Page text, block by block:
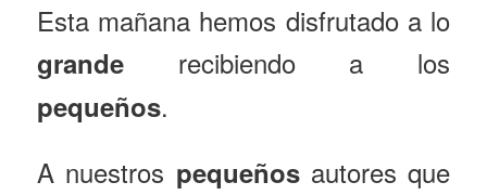
Esta mañana hemos disfrutado a lo
grande recibiendo a los
pequeños.
A nuestros pequeñosautores que